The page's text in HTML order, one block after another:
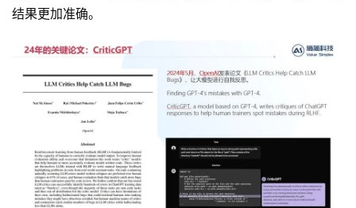
结果更加准确。